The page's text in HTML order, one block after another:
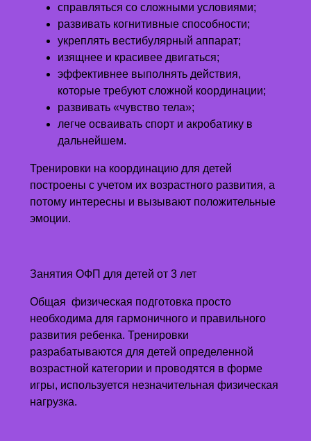
справляться со сложными условиями;
развивать когнитивные способности;
укреплять вестибулярный аппарат;
изящнее и красивее двигаться;
эффективнее выполнять действия,
которые требуют сложной координации;
развивать «чувство тела»;
легче осваивать спорт и акробатику в
дальнейшем.
Тренировки на координацию для детей
построены с учетом их возрастного развития, а
потому интересны и вызывают положительные
эмоции.
Занятия ОФП для детей от 3 лет
Общая физическая подготовка просто
необходима для гармоничного и правильного
развития ребенка. Тренировки
разрабатываются для детей определенной
возрастной категории и проводятся в форме
игры, используется незначительная физическая
нагрузка.